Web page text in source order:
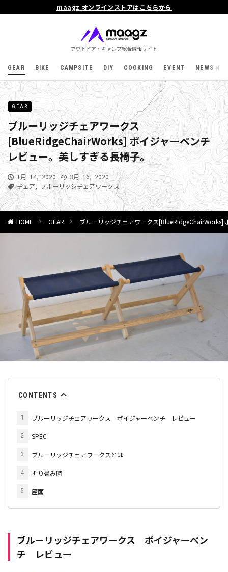
maagz オンラインストアはこちらから
アウトドア・キャンプ総合情報サイト
GEAR BIKE CAMPSITE DIY COOKING EVENT NEWS
GEAR
ブルーリッジチェアワークス
[BlueRidgeChairWorks] ボイジャーベンチ
レビュー。美しすぎる長椅子。
1月 14, 2020
3月 16, 2020
チェア
ブルーリッジチェアワークス
HOME GEAR ブルーリッジチェアワークス[BlueRidgeChairWorks]
CONTENTS
1 ブルーリッジチェアワークス ボイジャーベンチ レビュー
2 SPEC
3 ブルーリッジチェアワークスとは
4 折り畳み時
5 座面
ブルーリッジチェアワークス ボイジャーベン
チ レビュー